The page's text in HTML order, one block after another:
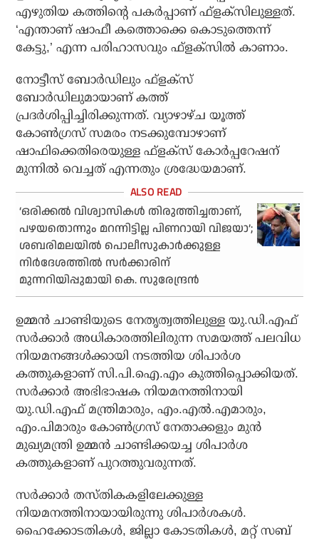
എഴുതിയ കത്തിന്റെ പകര്‍പ്പാണ് ഫ്‌ളക്‌സിലുള്ളത്.
‘എന്താണ് ഷാഫീ കത്തൊക്കെ കൊടുത്തെന്ന്
കേട്ടു,’ എന്ന പരിഹാസവും ഫ്‌ളക്‌സില്‍ കാണാം.
നോട്ടീസ് ബോര്‍ഡിലും ഫ്‌ളക്‌സ്
ബോര്‍ഡിലുമായാണ് കത്ത്
പ്രദര്‍ശിപ്പിച്ചിരിക്കുന്നത്. വ്യാഴാഴ്ച യൂത്ത്
കോണ്‍ഗ്രസ് സമരം നടക്കുമ്പോഴാണ്
ഷാഫിക്കെതിരെയുള്ള ഫ്‌ളക്‌സ് കോര്‍പ്പറേഷന്
മുന്നില്‍ വെച്ചത് എന്നതും ശ്രദ്ധേയമാണ്.
‘ഒരിക്കല്‍ വിശ്വാസികള്‍ തിരുത്തിച്ചതാണ്,
പഴയതൊന്നും മറന്നിട്ടില്ല പിണറായി വിജയാ’;
ശബരിമലയില്‍ പൊലീസുകാര്‍ക്കുള്ള
നിര്‍ദേശത്തില്‍ സര്‍ക്കാരിന്
മുന്നറിയിപ്പുമായി കെ. സുരേന്ദ്രന്‍
ഉമ്മന്‍ ചാണ്ടിയുടെ നേതൃത്വത്തിലുള്ള യു.ഡി.എഫ്
സര്‍ക്കാര്‍ അധികാരത്തിലിരുന്ന സമയത്ത് പലവിധ
നിയമനങ്ങള്‍ക്കായി നടത്തിയ ശിപാര്‍ശ
കത്തുകളാണ് സി.പി.ഐ.എം കുത്തിപ്പൊക്കിയത്.
സര്‍ക്കാര്‍ അഭിഭാഷക നിയമനത്തിനായി
യു.ഡി.എഫ് മന്ത്രിമാരും, എം.എല്‍.എമാരും,
എം.പിമാരും കോണ്‍ഗ്രസ് നേതാക്കളും മുന്‍
മുഖ്യമന്ത്രി ഉമ്മന്‍ ചാണ്ടിക്കയച്ച ശിപാര്‍ശ
കത്തുകളാണ് പുറത്തുവരുന്നത്.
സര്‍ക്കാര്‍ തസ്തികകളിലേക്കുള്ള
നിയമനത്തിനായായിരുന്നു ശിപാര്‍ശകള്‍.
ഹൈക്കോടതികള്‍, ജില്ലാ കോടതികള്‍, മറ്റ് സബ്